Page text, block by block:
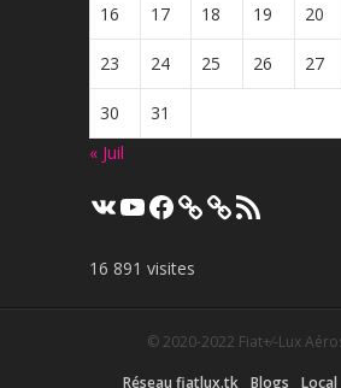
16 17 18 19 20
23 24 25 26 27
30
31
« Juil
VK YouTube
Facebook Flux
RSS
16 891 visites
© 2020-2022 Fiat+⁄-Lux
Réseau fiatlux.tk Blogs Local